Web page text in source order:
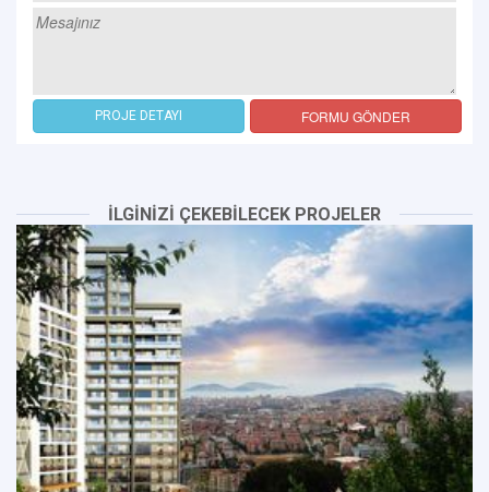
PROJE DETAYI FORMU GÖNDER
İLGİNİZİ ÇEKEBİLECEK PROJELER